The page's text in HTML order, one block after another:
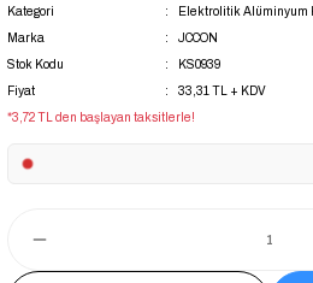
Kategori
Elektrolitik Alüminyum
Marka
JCCON
Stok Kodu
KS0939
Fiyat
33,31 TL + KDV
*3,72 TL den başlayan taksitlerle!